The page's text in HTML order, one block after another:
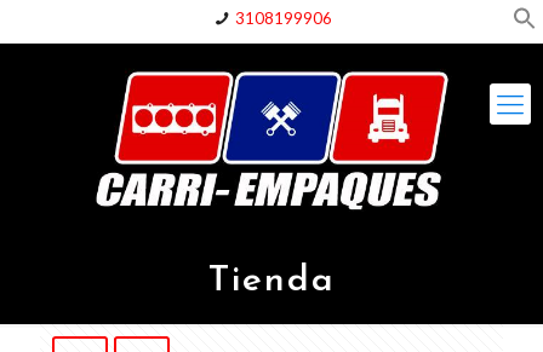
3108199906
Tienda